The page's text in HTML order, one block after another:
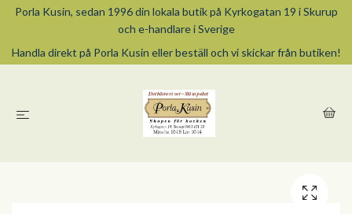
Porla Kusin, sedan 1996 din lokala butik på Kyrkogatan 19 i Skurup
och e-handlare i Sverige
Handla direkt på Porla Kusin eller beställ och vi skickar från butiken!